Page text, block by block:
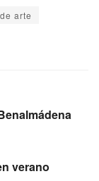
arte
verano